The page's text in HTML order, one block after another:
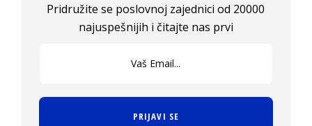
Pridružite se poslovnoj zajednici od 20000
najuspešnijih i čitajte nas prvi
PRIJAVI SE